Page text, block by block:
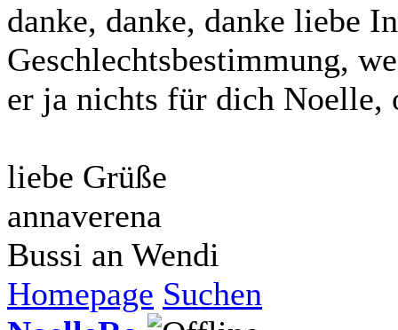
danke, danke, danke liebe
Geschlechtsbestimmung,
er ja nichts für dich Noelle,
liebe Grüße
annaverena
Bussi an Wendi
Homepage Suchen